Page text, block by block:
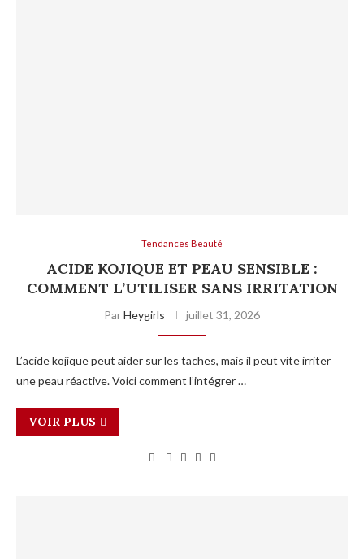
Tendances Beauté
ACIDE KOJIQUE ET PEAU SENSIBLE :
COMMENT L’UTILISER SANS IRRITATION
ParHeygirls juillet 31, 2026
L’acide kojique peut aider sur les taches, mais il peut vite irriter
une peau réactive. Voici comment l’intégrer …
VOIR PLUS